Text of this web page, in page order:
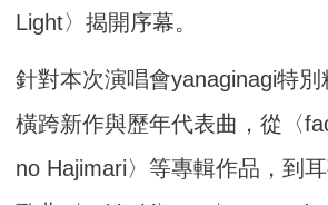
Light〉揭開序幕。
針對本次演唱會yanaginagi特別
橫跨新作與歷年代表曲，從〈
no Hajimari〉等專輯作品，到